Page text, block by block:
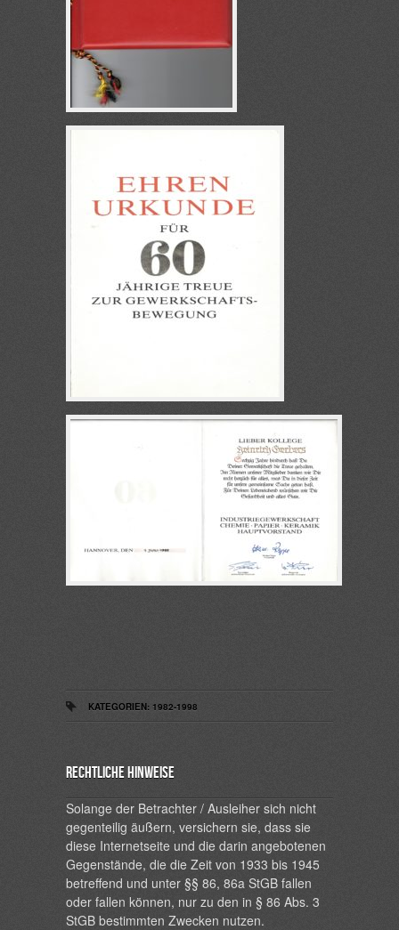
KATEGORIEN: 1982-1998
Rechtliche Hinweise
Solange der Betrachter / Ausleiher sich nicht
gegenteilig äußern, versichern sie, dass sie
diese Internetseite und die darin angebotenen
Gegenstände, die die Zeit von 1933 bis 1945
betreffend und unter §§ 86, 86a StGB fallen
oder fallen können, nur zu den in § 86 Abs. 3
StGB bestimmten Zwecken nutzen.